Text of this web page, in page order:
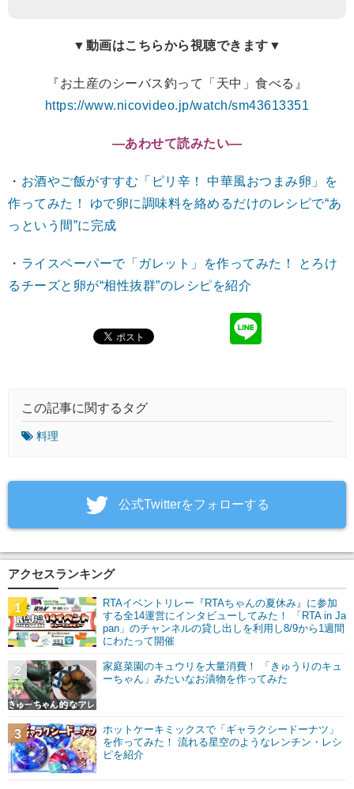
▼動画はこちらから視聴できます▼
『お土産のシーバス釣って「天中」食べる』
https://www.nicovideo.jp/watch/sm43613351
―あわせて読みたい―
・ お酒やご飯がすすむ「ピリ辛！ 中華風おつまみ卵」を
作ってみた！ ゆで卵に調味料を絡めるだけのレシピで“あ
っという間”に完成
・ ライスペーパーで「ガレット」を作ってみた！ とろけ
るチーズと卵が“相性抜群”のレシピを紹介
この記事に関するタグ
料理
‎公式Twitterをフォローする
アクセスランキング
RTAイベントリレー『RTAちゃんの夏休み』に参加
する全14運営にインタビューしてみた！ 「RTA in Ja
pan」のチャンネルの貸し出しを利用し8/9から1週間
にわたって開催
1
家庭菜園のキュウリを大量消費！ 「きゅうりのキュ
ーちゃん」みたいなお漬物を作ってみた
2
ホットケーキミックスで「ギャラクシードーナツ」
を作ってみた！ 流れる星空のようなレンチン・レシ
ピを紹介
3